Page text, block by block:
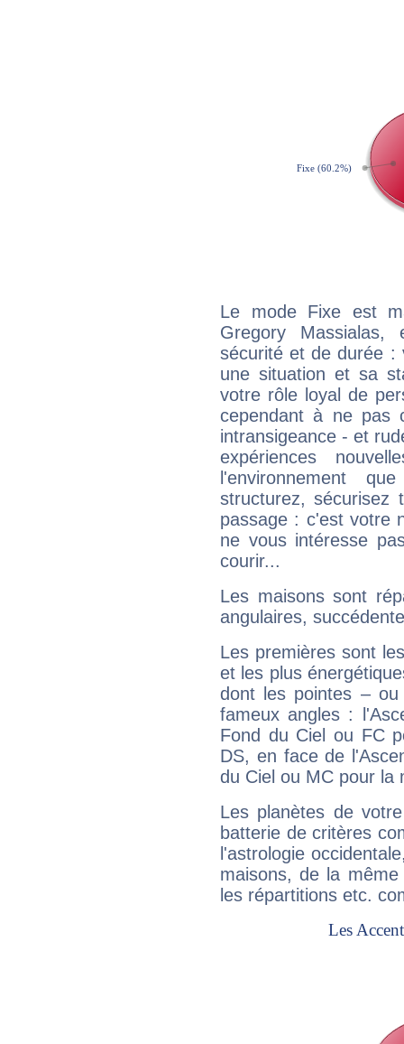
Le mode Fixe est
Gregory
sécurité et de durée :
une situation et sa
votre rôle loyal de
cependant à ne pas
intransigeance - et
expériences
l'environnement
structurez, sécurisez
passage : c'est votre
ne vous intéresse
courir...
Les maisons sont
angulaires,
Les premières sont
et les plus
dont les pointes –
fameux angles :
Fond du Ciel ou FC
DS, en face de
du Ciel ou MC pour la
Les planètes de
batterie de critères
l'astrologie
maisons, de la
les répartitions etc.